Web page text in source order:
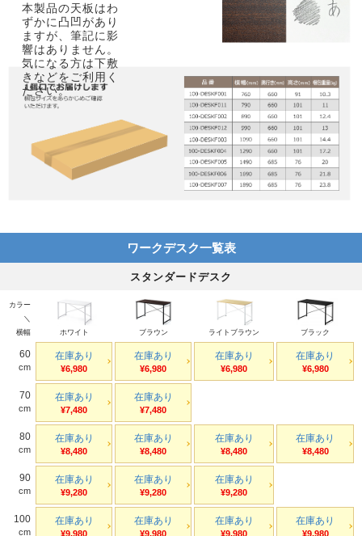
本製品の天板はわ
ずかに凸凹があり
ますが、筆記に影
響はありません。
気になる方は下敷
きなどをご利用く
ださい。
ワークデスク一覧表
スタンダードデスク
カラー
＼
横幅
ホワイト ブラウン ライトブラウン ブラック
60
cm
在庫あり
¥6,980
在庫あり
¥6,980
在庫あり
¥6,980
在庫あり
¥6,980
70
cm
在庫あり
¥7,480
在庫あり
¥7,480
80
cm
在庫あり
¥8,480
在庫あり
¥8,480
在庫あり
¥8,480
在庫あり
¥8,480
90
cm
在庫あり
¥9,280
在庫あり
¥9,280
在庫あり
¥9,280
100
cm
在庫あり
¥9,980
在庫あり
¥9,980
在庫あり
¥9,980
在庫あり
¥9,980